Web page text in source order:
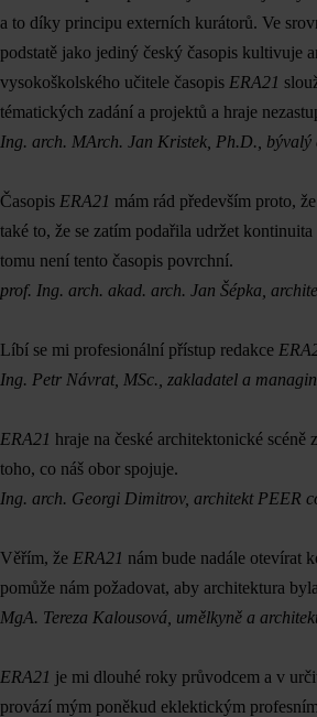
a to díky principu externích kurátorů. Ve
podstatě jako jediný český časopis kultivuje
vysokoškolského učitele časopis ERA21
tématických zadání a projektů a hraje
Ing. arch. MArch. Jan Kristek, Ph.D.,
Časopis ERA21 mám rád především proto,
také to, že se zatím podařila udržet
tomu není tento časopis povrchní.
prof. Ing. arch. akad. arch. Jan Šépka,
Líbí se mi profesionální přístup redakce
Ing. Petr Návrat, MSc., zakladatel a
ERA21 hraje na české architektonické
toho, co náš obor spojuje.
Ing. arch. Georgi Dimitrov, architekt PEER
Věřím, že ERA21 nám bude nadále otevírat
pomůže nám požadovat, aby architektura
MgA. Tereza Kalousová, umělkyně a
ERA21 je mi dlouhé roky průvodcem a v
provází mým poněkud eklektickým